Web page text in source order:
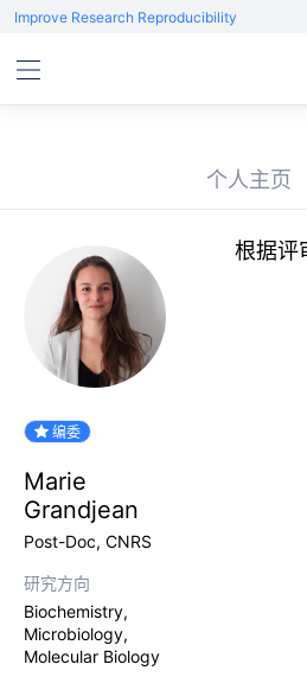
Improve Research Reproducibility
个人主页
编委
Marie
Grandjean
Post-Doc, CNRS
研究方向
Biochemistry,
Microbiology,
Molecular Biology
根据评